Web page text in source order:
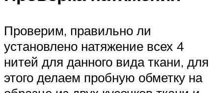
Проверим, правильно ли
установлено натяжение всех 4
нитей для данного вида ткани, для
этого делаем пробную обметку на